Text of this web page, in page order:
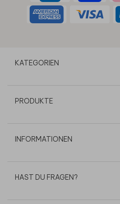
KATEGORIEN
PRODUKTE
INFORMATIONEN
HAST DU FRAGEN?